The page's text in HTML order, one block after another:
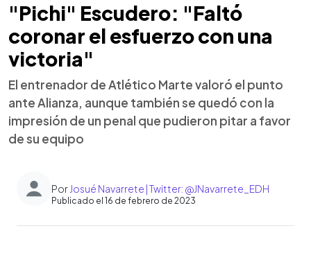
"Pichi" Escudero: "Faltó
coronar el esfuerzo con una
victoria"
El entrenador de Atlético Marte valoró el punto
ante Alianza, aunque también se quedó con la
impresión de un penal que pudieron pitar a favor
de su equipo
Por Josué Navarrete | Twitter: @JNavarrete_EDH
Publicado el 16 de febrero de 2023